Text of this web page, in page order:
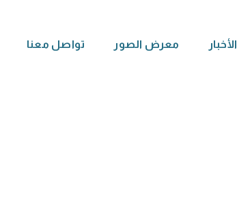
الأخبار معرض الصور تواصل معنا